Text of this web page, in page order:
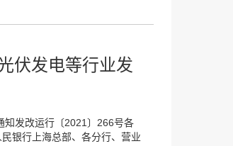
伏发电等行业发
知发改运行〔2021〕266号各
银行上海总部、各分行、营业